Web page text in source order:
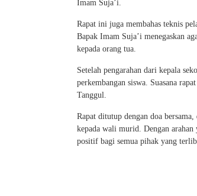
Imam Suja’i.
Rapat ini juga membahas teknis
Bapak Imam Suja’i menegaskan
kepada orang tua.
Setelah pengarahan dari kepala
perkembangan siswa. Suasana
Tanggul.
Rapat ditutup dengan doa
kepada wali murid. Dengan arahan
positif bagi semua pihak yang